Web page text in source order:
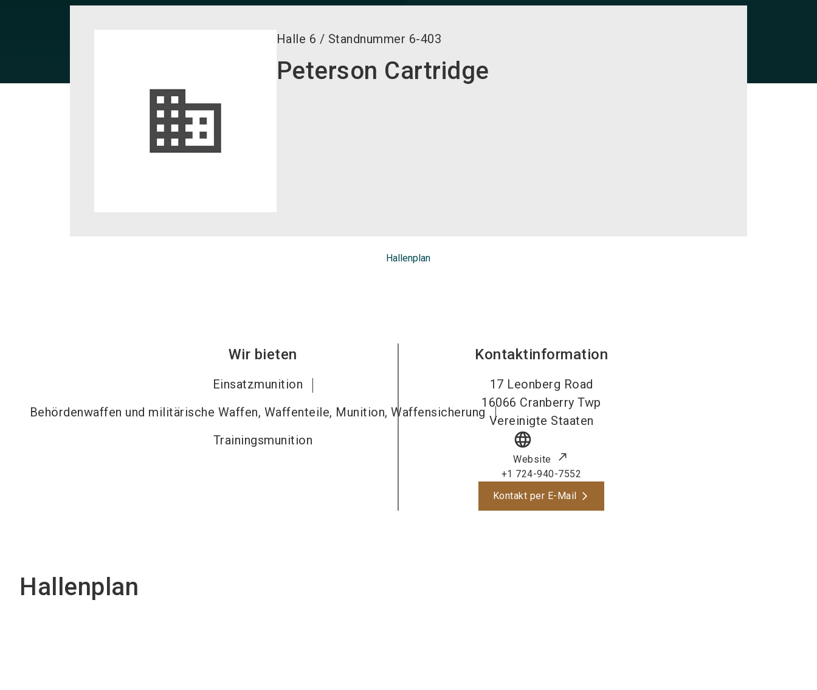
Halle 6 / Standnummer 6-403
Peterson Cartridge
Hallenplan
Wir bieten
Einsatzmunition
Behördenwaffen und militärische Waffen, Waffenteile, Munition, Waffensicherung
Trainingsmunition
Kontaktinformation
17 Leonberg Road
16066 Cranberry Twp
Vereinigte Staaten
language
Website
+1 724-940-7552
Kontakt per E-Mail
Hallenplan